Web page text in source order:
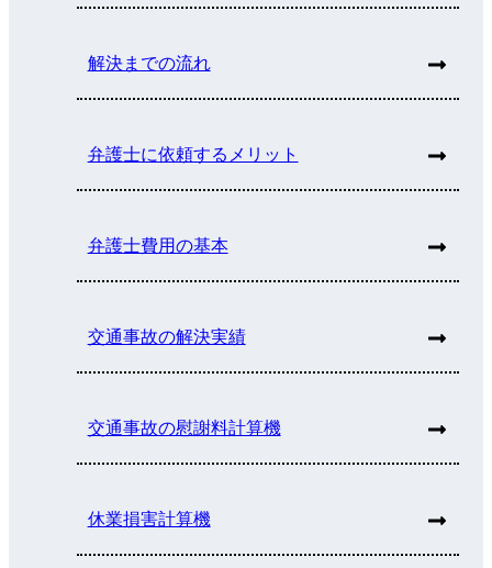
解決までの流れ
弁護士に依頼するメリット
弁護士費用の基本
交通事故の解決実績
交通事故の慰謝料計算機
休業損害計算機